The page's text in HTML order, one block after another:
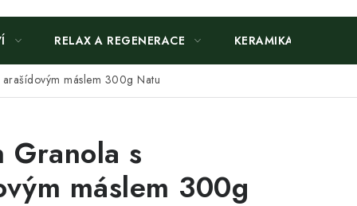
RELAX A REGENERACE KERAMIKA
máslem 300g Natu
Granola s
máslem 300g